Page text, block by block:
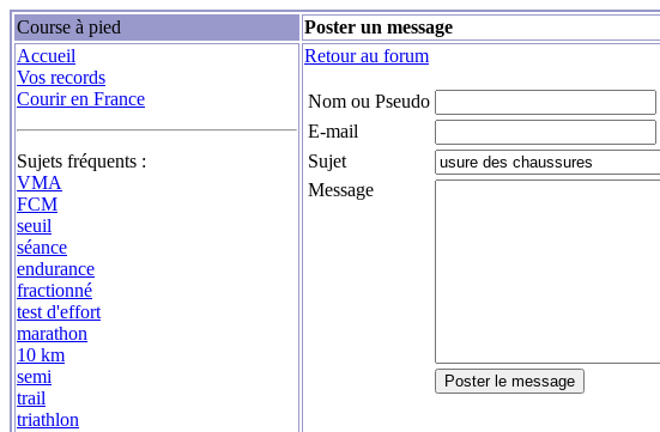
Course à pied
Poster un message
Accueil
Vos records
Courir en France
Sujets fréquents :
VMA
FCM
seuil
séance
endurance
fractionné
test d'effort
marathon
10 km
semi
trail
triathlon
Retour au forum
Nom ou Pseudo
E-mail
Sujet
Message